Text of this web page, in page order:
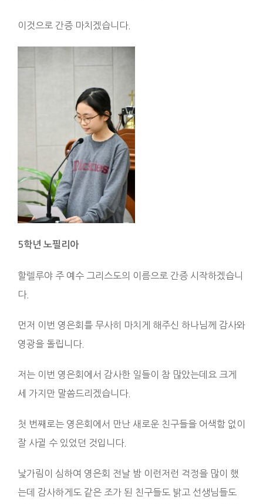
이것으로 간증 마치겠습니다.
5학년 노필리아
할렐루야 주 예수 그리스도의 이름으로 간증 시작하겠습니
다.
먼저 이번 영은회를 무사히 마치게 해주신 하나님께 감사와
영광을 돌립니다.
저는 이번 영은회에서 감사한 일들이 참 많았는데요 크게
세 가지만 말씀드리겠습니다.
첫 번째로는 영은회에서 만난 새로운 친구들을 어색함 없이
잘 사귈 수 있었던 것입니다.
낯가림이 심하여 영은회 전날 밤 이런저런 걱정을 많이 했
는데 감사하게도 같은 조가 된 친구들도 밝고 선생님들도